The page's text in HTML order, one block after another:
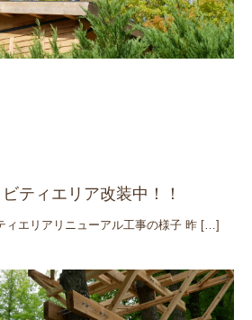
ティエリア改装中！！
エリアリニューアル工事の様子 昨[…]